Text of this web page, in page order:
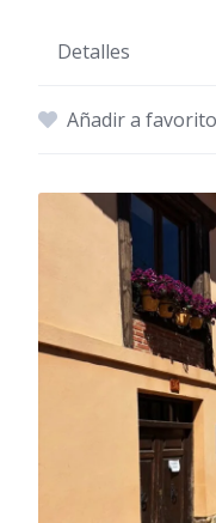
Detalles
Añadir a